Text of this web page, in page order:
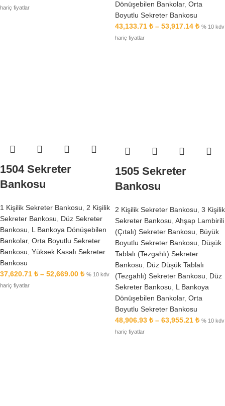
hariç fiyatlar
Dönüşebilen Bankolar, Orta
Boyutlu Sekreter Bankosu
43,133.71 ₺ – 53,917.14 ₺ % 10 kdv
hariç fiyatlar
1504 Sekreter
Bankosu
1 Kişilik Sekreter Bankosu, 2 Kişilik
Sekreter Bankosu, Düz Sekreter
Bankosu, L Bankoya Dönüşebilen
Bankolar, Orta Boyutlu Sekreter
Bankosu, Yüksek Kasalı Sekreter
Bankosu
37,620.71 ₺ – 52,669.00 ₺ % 10 kdv
hariç fiyatlar
1505 Sekreter
Bankosu
2 Kişilik Sekreter Bankosu, 3 Kişilik
Sekreter Bankosu, Ahşap Lambirili
(Çıtalı) Sekreter Bankosu, Büyük
Boyutlu Sekreter Bankosu, Düşük
Tablalı (Tezgahlı) Sekreter
Bankosu, Düz Düşük Tablalı
(Tezgahlı) Sekreter Bankosu, Düz
Sekreter Bankosu, L Bankoya
Dönüşebilen Bankolar, Orta
Boyutlu Sekreter Bankosu
48,906.93 ₺ – 63,955.21 ₺ % 10 kdv
hariç fiyatlar